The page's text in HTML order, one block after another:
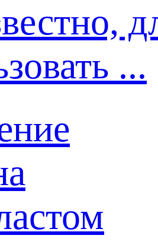
...